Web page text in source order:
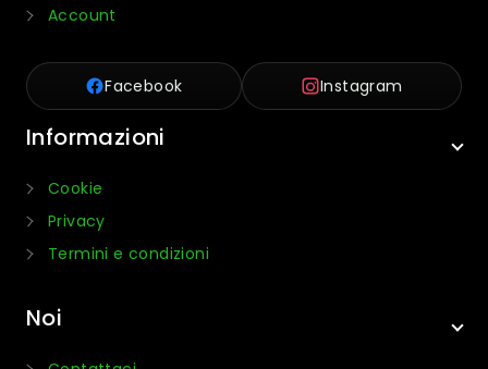
Account
Facebook Instagram
Informazioni
Cookie
Privacy
Termini e condizioni
Noi